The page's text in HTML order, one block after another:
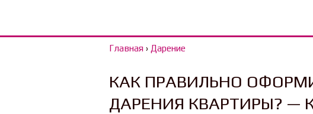
Главная› Дарение
КАК ПРАВИЛЬНО
ДАРЕНИЯ КВАРТИРЫ? —